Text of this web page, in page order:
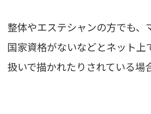
整体やエステシャンの方でも、
国家資格がないなどとネット上
扱いで描かれたりされている場